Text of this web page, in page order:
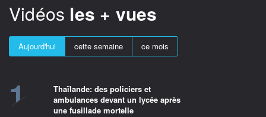
Vidéos les + vues
Aujourd'hui cette semaine ce mois
1
Thaïlande: des policiers et
ambulances devant un lycée après
une fusillade mortelle